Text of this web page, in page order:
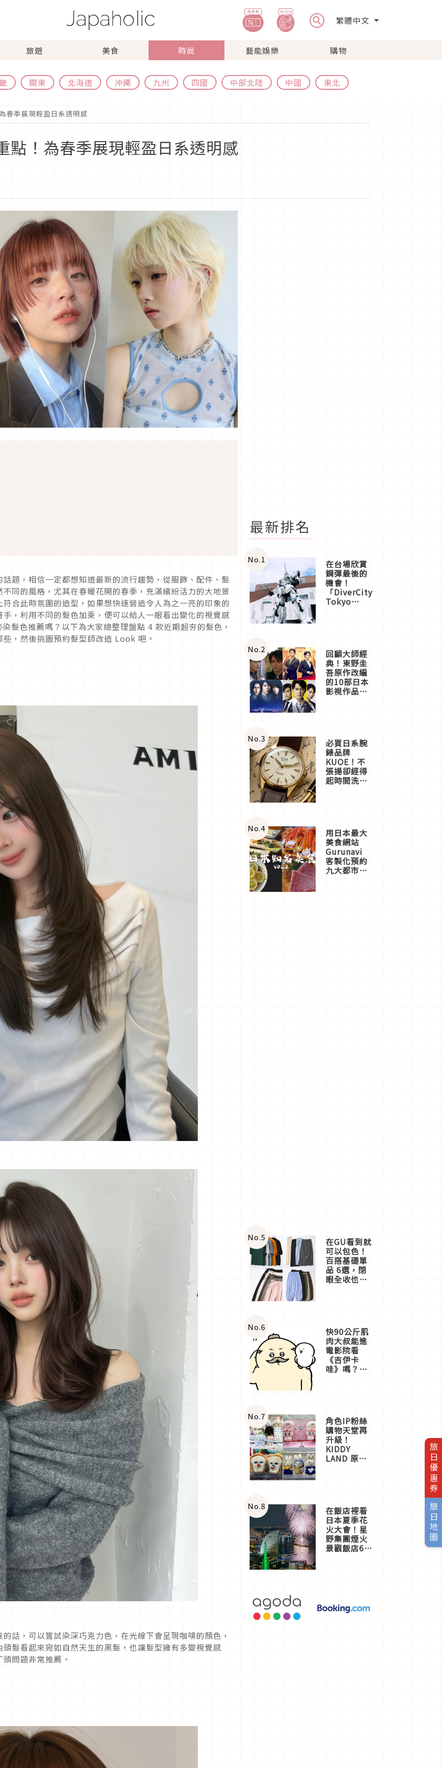
繁體中文
旅遊 美食 時尚 藝能娛樂 購物
關東 北海道 沖繩 九州 四國 中部北陸 中國 東北
旅日優惠券
旅日地圖
春季展現輕盈日系透明感
點！為春季展現輕盈日系透明感
題，相信一定都想知道最新的流行趨勢，從服飾、配件、髮
同的風格，尤其在春暖花開的春季，充滿繽紛活力的大地景
合此時氛圍的造型，如果想快速營造令人為之一亮的印象的
，利用不同的髮色加乘，便可以給人一眼看出變化的視覺感
髮色推薦嗎？以下為大家總整理盤點 4 款近期超夯的髮色，
，然後挑圖預約髮型師改造 Look 吧。
話，可以嘗試染深巧克力色，在光線下會呈現咖啡的顏色，
髮看起來宛如自然天生的黑髮，也讓髮型擁有多變視覺感
問題非常推薦。
最新排名
No.1 在台場欣賞
鋼彈最後的
機會！
「DiverCity
Tokyo
體驗
No.2 回顧大師經
典！東野圭
吾原作改編
的10部日本
影視作品推
No.3 必買日系腕
錶品牌
KUOE！不
張揚卻經得
起時間洗鍊
No.4 用日本最大
美食網站
Gurunavi
客製化預約
九大都市餐
No.5 在GU看到就
可以包色！
百搭基礎單
品 6選，閉
眼全收也不
No.6 快90公斤肌
肉大叔能進
電影院看
《吉伊卡
哇》嗎？日
一同給出了
答案
No.7 角色IP粉絲
購物天堂再
升級！
KIDDY
LAND 原宿
店3分即達
No.8 在飯店裡看
日本夏季花
火大會！星
野集團煙火
景觀飯店6